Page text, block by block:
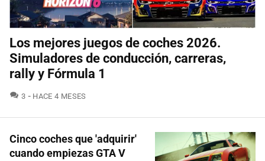
Los mejores juegos de coches 2026.
Simuladores de conducción, carreras,
rally y Fórmula 1
3 COMENTARIOS
HACE 4 MESES
Cinco coches que 'adquirir'
cuando empiezas GTA V